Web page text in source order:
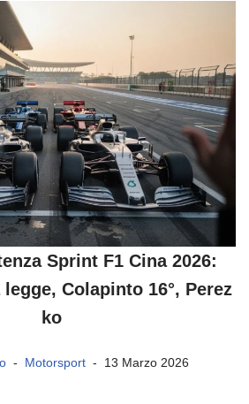
Sprint F1 Cina 2026:
Colapinto 16°, Perez
ko
Motorsport 13 Marzo 2026